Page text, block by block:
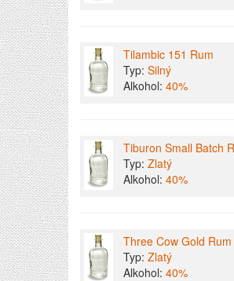
Tilambic 151 Rum
Typ: Silný
Alkohol: 40%
Tiburon Small Batch
Typ: Zlatý
Alkohol: 40%
Three Cow Gold Rum
Typ: Zlatý
Alkohol: 40%